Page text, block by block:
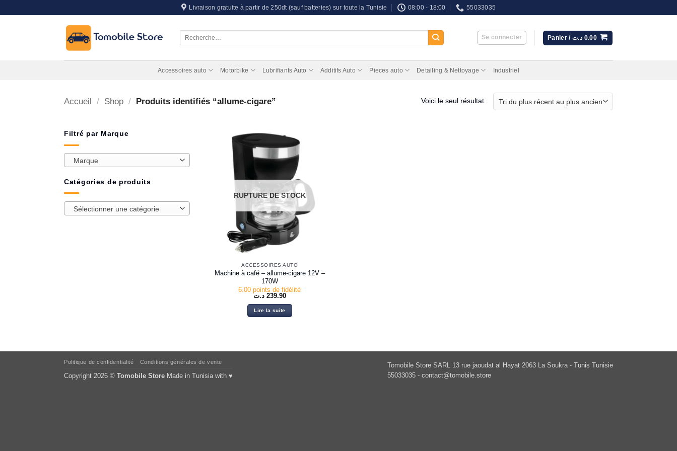
au
Livraison gratuite à partir de 250dt (sauf batteries) sur toute la Tunisie 08:00 - 18:00 55033035
Se connecter Panier / 0.00 د.ت
Accessoires auto Motorbike Lubrifiants Auto Additifs Auto Pieces auto Detailing & Nettoyage Industriel
Accueil / Shop / Produits identifiés “allume-cigare” Voici le seul résultat
Filtré par Marque
Marque
Catégories de produits
Sélectionner une catégorie
RUPTURE DE STOCK
ACCESSOIRES AUTO
Machine à café – allume-cigare 12V –
170W
6.00 points de fidélité
239.90 د.ت
Lire la suite
Tomobile Store SARL 13 rue jaoudat al Hayat 2063 La Soukra - Tunis Tunisie
55033035 - contact@tomobile.store
Politique de confidentialité Conditions générales de vente
Copyright 2026 © Tomobile Store Made in Tunisia with ♥